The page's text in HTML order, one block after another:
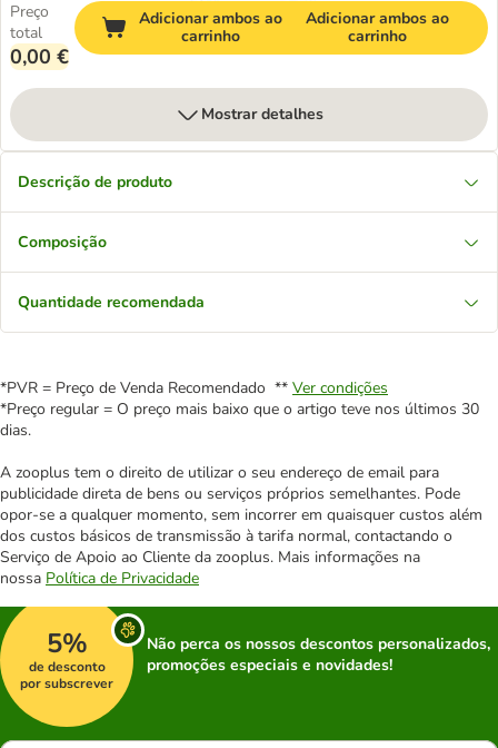
Preço
total
0,00 €
Adicionar ambos ao
carrinho
Adicionar ambos ao
carrinho
Mostrar detalhes
Descrição de produto
Composição
Quantidade recomendada
*PVR = Preço de Venda Recomendado ** Ver condições
*Preço regular = O preço mais baixo que o artigo teve nos últimos 30
dias.
A zooplus tem o direito de utilizar o seu endereço de email para
publicidade direta de bens ou serviços próprios semelhantes. Pode
opor-se a qualquer momento, sem incorrer em quaisquer custos além
dos custos básicos de transmissão à tarifa normal, contactando o
Serviço de Apoio ao Cliente da zooplus. Mais informações na
nossa Política de Privacidade
5%
de desconto
por subscrever
Não perca os nossos descontos personalizados,
promoções especiais e novidades!